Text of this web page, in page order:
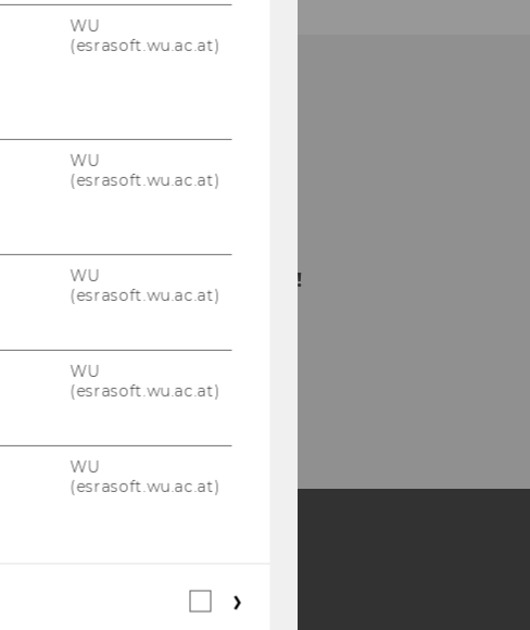
um sich für den
Newsletter anzumelden!
AMBA
WU
(esrasoft.wu.ac.at)
WU
(esrasoft.wu.ac.at)
WU
(esrasoft.wu.ac.at)
WU
(esrasoft.wu.ac.at)
WU
(esrasoft.wu.ac.at)
Webstatistik